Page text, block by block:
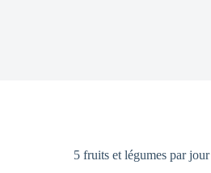
5 fruits et légumes par jour